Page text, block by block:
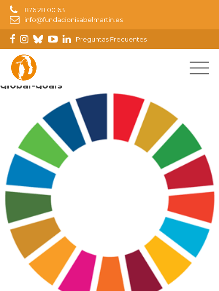
876 28 00 63
info@fundacionisabelmartin.es
Preguntas Frecuentes
Imagen anterior
global-goals